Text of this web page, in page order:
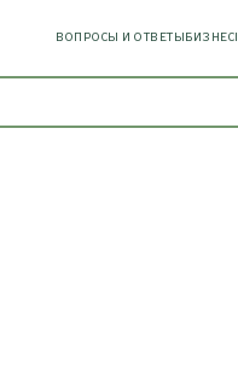
ВОПРОСЫ И ОТВЕТЫ БИЗНЕС